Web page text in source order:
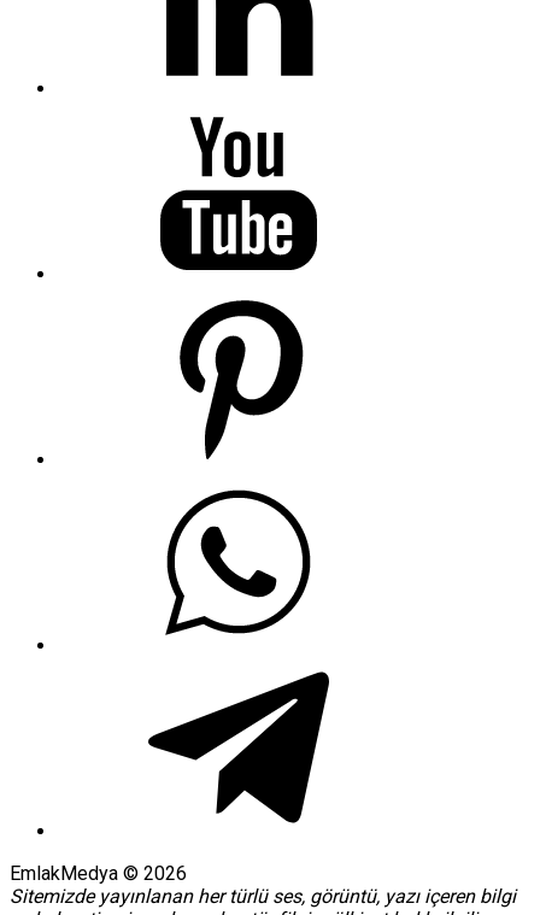
EmlakMedya © 2026
Sitemizde yayınlanan her türlü ses, görüntü, yazı içeren bilgi